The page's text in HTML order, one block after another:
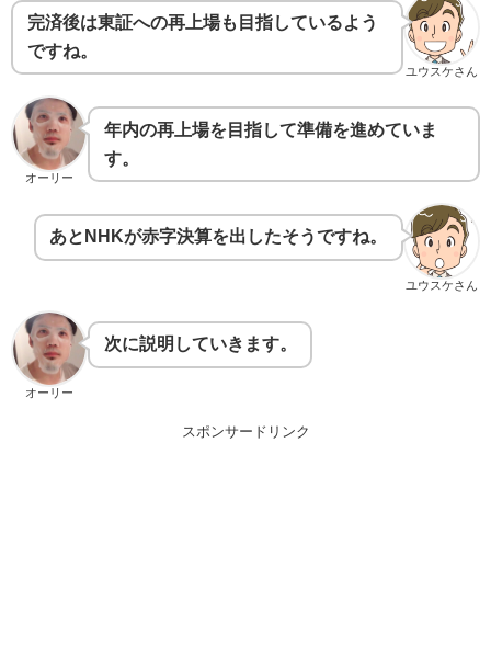
ユウスケさん
完済後は東証への再上場も目指しているよう
ですね。
オーリー
年内の再上場を目指して準備を進めていま
す。
ユウスケさん
あとNHKが赤字決算を出したそうですね。
オーリー
次に説明していきます。
スポンサードリンク